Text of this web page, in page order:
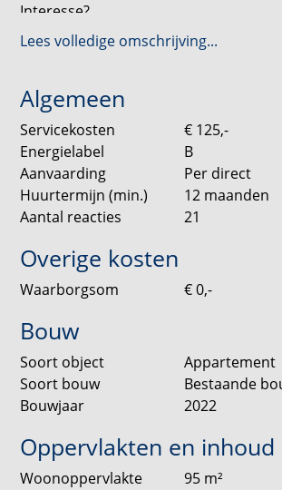
Interesse?
Ga in de woningpresentatie op onze
[REAGEER] en geef hiermee aan dat
Inkomensnormen en
Hiervoor verwijzen we je door naar
Borg
Verhuurder kan om haar moverende
vragen. Dit kan o.a. afhankelijk zijn van
werksituatie van de kandidaten.
Huurprijswijziging
huurprijs geldt een jaarlijkse
maximaal CPI +3%, tenzij er in enig
Rijksoverheid een andere maximale
huurprijsverhoging voor
geval van een gereguleerde huurprijs
Rijksoverheid jaarlijks het percentage
Lees volledige omschrijving...
Algemeen
Servicekosten
€ 125,-
Energielabel
B
Aanvaarding
Per direct
Huurtermijn (min.)
12 maanden
Aantal reacties
21
Overige kosten
Waarborgsom € 0,-
Bouw
Soort object
Appartement
Soort bouw
Bestaande
Bouwjaar
2022
Oppervlakten en inhoud
Woonoppervlakte 95 m²